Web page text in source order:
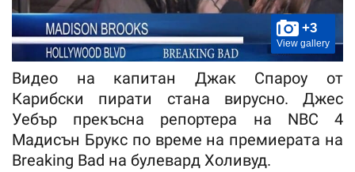
+3
View gallery
Видео на капитан Джак Спароу от
Карибски пирати стана вирусно. Джес
Уебър прекъсна репортера на NBC 4
Мадисън Брукс по време на премиерата на
Breaking Bad на булевард Холивуд.